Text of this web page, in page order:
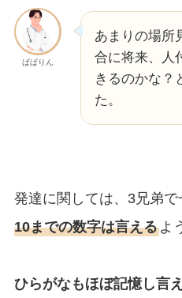
ぱぱりん
あまりの場所
合に将来、人
きるのかな？
た。
発達に関しては、3兄弟で
10までの数字は言えるよ
ひらがなもほぼ記憶し言